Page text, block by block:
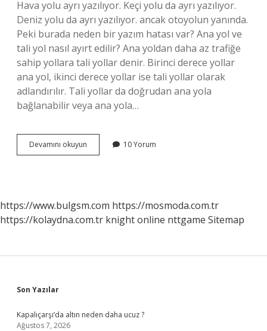
Hava yolu ayrı yazılıyor. Keçi yolu da ayrı yazılıyor.
Deniz yolu da ayrı yazılıyor. ancak otoyolun yanında.
Peki burada neden bir yazım hatası var? Ana yol ve
tali yol nasıl ayırt edilir? Ana yoldan daha az trafiğe
sahip yollara tali yollar denir. Birinci derece yollar
ana yol, ikinci derece yollar ise tali yollar olarak
adlandırılır. Tali yollar da doğrudan ana yola
bağlanabilir veya ana yola…
Devamını okuyun
Yol
10 Yorum
https://www.bulgsm.com https://mosmoda.com.tr
https://kolaydna.com.tr knight online nttgame Sitemap
Sidebar
Son Yazılar
Kapalıçarşı’da altın neden daha ucuz ?
Ağustos 7, 2026